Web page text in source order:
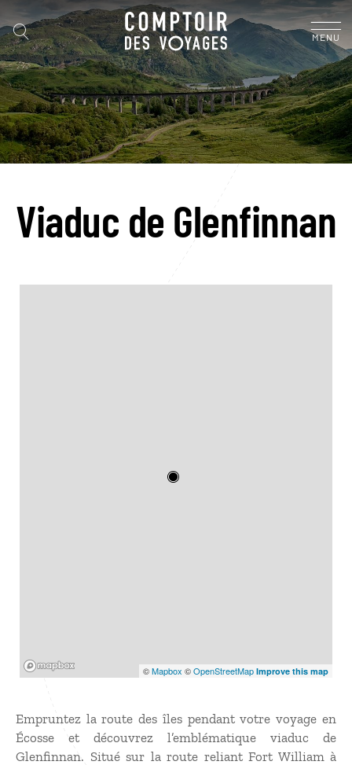
MENU
Viaduc de Glenfinnan
©Mapbox ©OpenStreetMap Improve this map
Empruntez la route des îles pendant votre voyage en
Écosse et découvrez l’emblématique viaduc de
Glenfinnan. Situé sur la route reliant Fort William à